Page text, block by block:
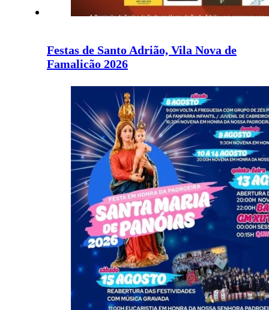
Festas de Santo Adrião, Vila Nova de
Famalicão 2026